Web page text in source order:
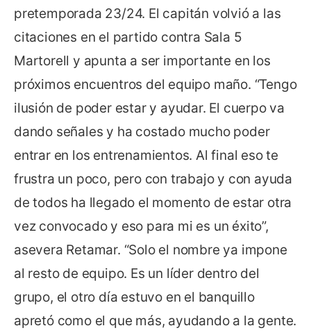
pretemporada 23/24. El capitán volvió a las
citaciones en el partido contra Sala 5
Martorell y apunta a ser importante en los
próximos encuentros del equipo maño. “Tengo
ilusión de poder estar y ayudar. El cuerpo va
dando señales y ha costado mucho poder
entrar en los entrenamientos. Al final eso te
frustra un poco, pero con trabajo y con ayuda
de todos ha llegado el momento de estar otra
vez convocado y eso para mi es un éxito”,
asevera Retamar. “Solo el nombre ya impone
al resto de equipo. Es un líder dentro del
grupo, el otro día estuvo en el banquillo
apretó como el que más, ayudando a la gente.